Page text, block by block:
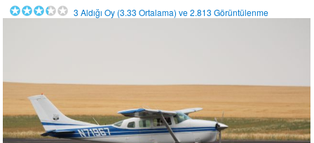
3 Aldığı Oy (3.33 Ortalama) ve2.813 Görüntülenme